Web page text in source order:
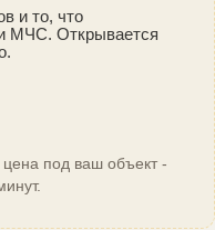
и то, что
МЧС. Открывается
под ваш объект -